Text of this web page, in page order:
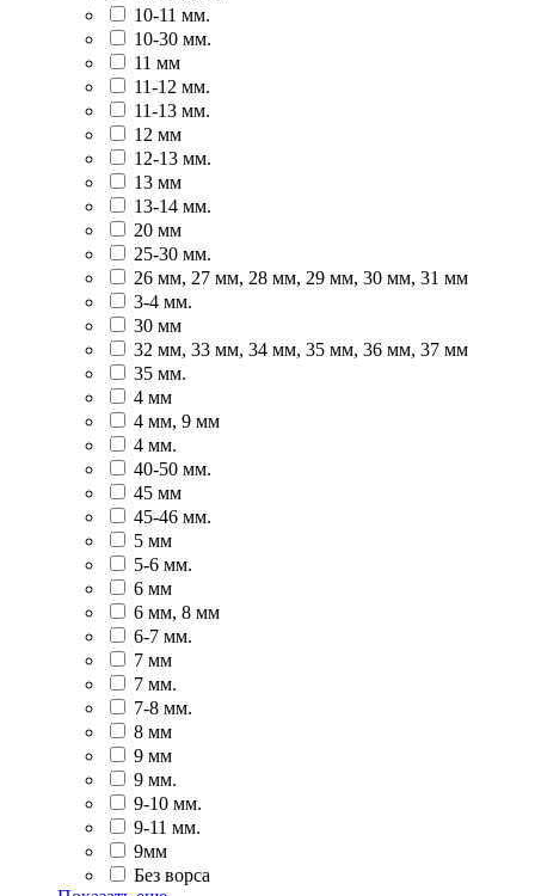
10-11 мм.
10-30 мм.
11 мм
11-12 мм.
11-13 мм.
12 мм
12-13 мм.
13 мм
13-14 мм.
20 мм
25-30 мм.
26 мм, 27 мм, 28 мм, 29 мм, 30 мм, 31 мм
3-4 мм.
30 мм
32 мм, 33 мм, 34 мм, 35 мм, 36 мм, 37 мм
35 мм.
4 мм
4 мм, 9 мм
4 мм.
40-50 мм.
45 мм
45-46 мм.
5 мм
5-6 мм.
6 мм
6 мм, 8 мм
6-7 мм.
7 мм
7 мм.
7-8 мм.
8 мм
9 мм
9 мм.
9-10 мм.
9-11 мм.
9мм
Без ворса